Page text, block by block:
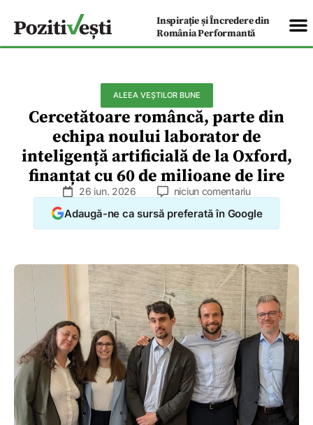
Inspirație și Încredere din
România Performantă
ALEEA VEȘTILOR BUNE
Cercetătoare româncă, parte din
echipa noului laborator de
inteligență artificială de la Oxford,
finanțat cu 60 de milioane de lire
26 iun. 2026 niciun comentariu
Adaugă-ne ca sursă preferată în Google